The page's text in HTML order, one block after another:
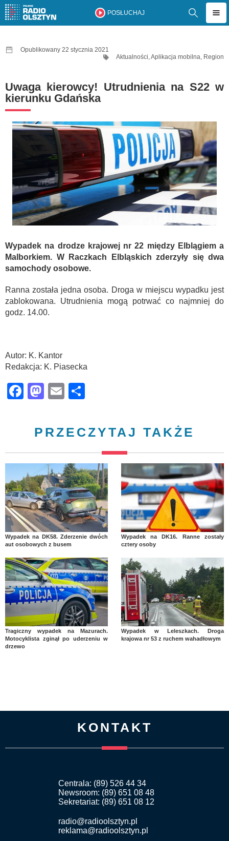
POSŁUCHAJ
Opublikowany 22 stycznia 2021
Aktualności,Aplikacja mobilna, Region
Uwaga kierowcy! Utrudnienia na S22 w
kierunku Gdańska
Wypadek na drodze krajowej nr 22 między Elblągiem a
Malborkiem. W Raczkach Elbląskich zderzyły się dwa
samochody osobowe.
Ranna została jedna osoba. Droga w miejscu wypadku jest
zablokowana. Utrudnienia mogą potrwać co najmniej do
godz. 14.00.
Autor: K. Kantor
Redakcja: K. Piasecka
Facebook
Mastodon
Email
PRZECZYTAJ TAKŻE
Wypadek na DK58. Zderzenie dwóch
aut osobowych z busem
Wypadek na DK16. Ranne zostały
cztery osoby
Tragiczny wypadek na Mazurach.
Motocyklista zginął po uderzeniu w
drzewo
Wypadek w Leleszkach. Droga
krajowa nr 53 z ruchem wahadłowym
KONTAKT
Centrala: (89) 526 44 34
Newsroom: (89) 651 08 48
Sekretariat: (89) 651 08 12
radio@radioolsztyn.pl
reklama@radioolsztyn.pl